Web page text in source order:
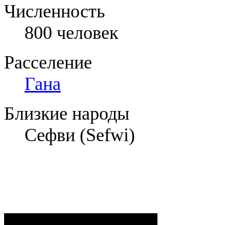
Численность
800 человек
Расселение
Гана
Близкие народы
Сефви (Sefwi)